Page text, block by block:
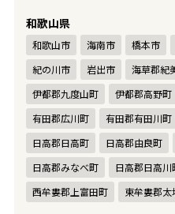
和歌山県
和歌山市 海南市 橋本市
紀の川市
岩出市 海草郡紀
伊都郡九度山町
伊都郡高野町
有田郡広川町
有田郡有田川町
日高郡日高町
日高郡由良町
日高郡みなべ町
日高郡日高川
西牟婁郡上富田町
東牟婁郡太